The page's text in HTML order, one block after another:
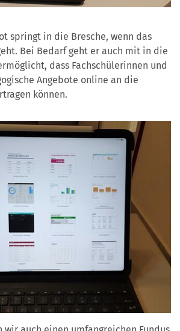
springt in die Bresche, wenn das
Bei Bedarf geht er auch mit in die
dass Fachschülerinnen und
Angebote online an die
können.